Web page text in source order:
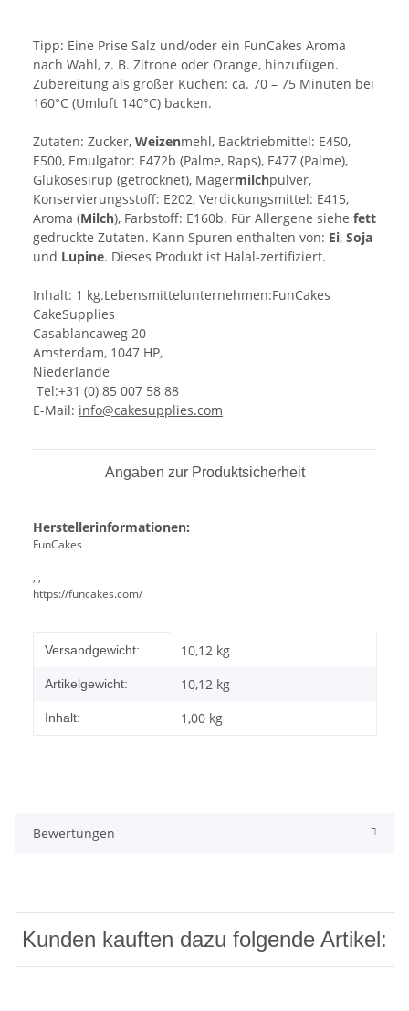
Tipp: Eine Prise Salz und/oder ein FunCakes Aroma
nach Wahl, z. B. Zitrone oder Orange, hinzufügen.
Zubereitung als großer Kuchen: ca. 70 – 75 Minuten bei
160°C (Umluft 140°C) backen.
Zutaten: Zucker, Weizenmehl, Backtriebmittel: E450,
E500, Emulgator: E472b (Palme, Raps), E477 (Palme),
Glukosesirup (getrocknet), Magermilchpulver,
Konservierungsstoff: E202, Verdickungsmittel: E415,
Aroma (Milch), Farbstoff: E160b. Für Allergene siehe fett
gedruckte Zutaten. Kann Spuren enthalten von: Ei, Soja
und Lupine. Dieses Produkt ist Halal-zertifiziert.
Inhalt: 1 kg.Lebensmittelunternehmen:FunCakes
CakeSupplies
Casablancaweg 20
Amsterdam, 1047 HP,
Niederlande
Tel:+31 (0) 85 007 58 88
E-Mail: info@cakesupplies.com
Angaben zur Produktsicherheit
Herstellerinformationen:
FunCakes
, ,
https://funcakes.com/
Produkteigenschaft
Wert
Versandgewicht: 10,12 kg
Artikelgewicht: 10,12 kg
Inhalt: 1,00 kg
Bewertungen
Kunden kauften dazu folgende Artikel: